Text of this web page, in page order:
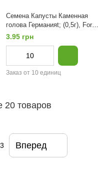
Семена Капусты Каменная
голова Германияt; (0,5г), For
Hobby, TM GL Seeds
3.95 грн
Заказ от 10 единиц
20 товаров
Вперед